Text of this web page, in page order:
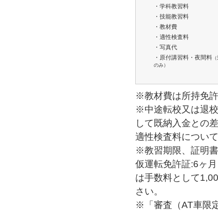
・学科教習料
・技能教習料
・教材費
・適性検査料
・写真代
・原付講習料・夜間料（
のみ）
※教材費は所持免
※中途転校又は退
して既納入金との
適性検査料につい
※教習期限、証明
仮運転免許証:6ヶ
は手数料として
さい。
※「審査（AT車限